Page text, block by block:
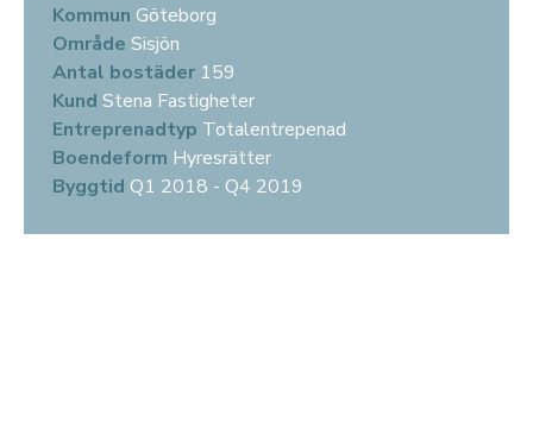
Kommun Göteborg
Område Sisjön
Antal bostäder 159
Kund Stena Fastigheter
Entreprenadtyp Totalentrepenad
Boendeform Hyresrätter
Byggtid Q1 2018 - Q4 2019